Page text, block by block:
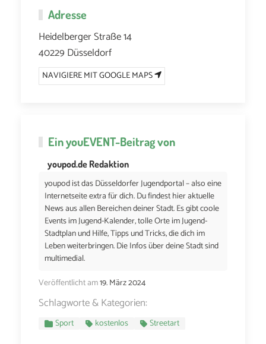
Adresse
Heidelberger Straße 14
40229 Düsseldorf
NAVIGIERE MIT GOOGLE MAPS
EinyouEVENT-Beitrag von
youpod.de Redaktion
youpod ist das Düsseldorfer Jugendportal – also eine
Internetseite extra für dich. Du findest hier aktuelle
News aus allen Bereichen deiner Stadt. Es gibt coole
Events im Jugend-Kalender, tolle Orte im Jugend-
Stadtplan und Hilfe, Tipps und Tricks, die dich im
Leben weiterbringen. Die Infos über deine Stadt sind
multimedial.
Veröffentlicht am19. März 2024
Schlagworte & Kategorien:
Sport kostenlos Streetart